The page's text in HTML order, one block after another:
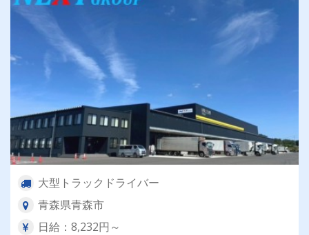
大型トラックドライバー
青森県青森市
日給：8,232円～